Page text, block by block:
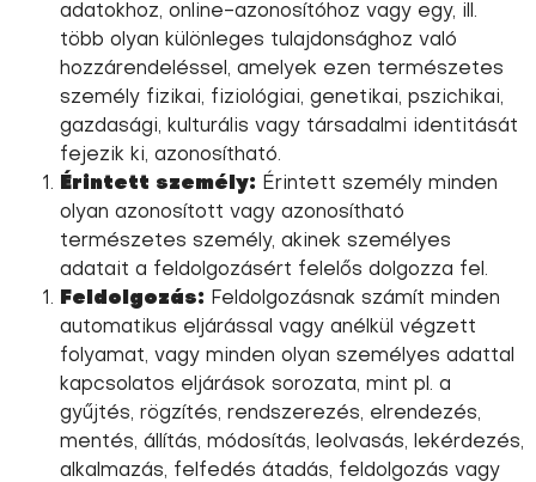
adatokhoz, online-azonosítóhoz vagy egy, ill.
több olyan különleges tulajdonsághoz való
hozzárendeléssel, amelyek ezen természetes
személy fizikai, fiziológiai, genetikai, pszichikai,
gazdasági, kulturális vagy társadalmi identitását
fejezik ki, azonosítható.
Érintett személy: Érintett személy minden
olyan azonosított vagy azonosítható
természetes személy, akinek személyes
adatait a feldolgozásért felelős dolgozza fel.
Feldolgozás: Feldolgozásnak számít minden
automatikus eljárással vagy anélkül végzett
folyamat, vagy minden olyan személyes adattal
kapcsolatos eljárások sorozata, mint pl. a
gyűjtés, rögzítés, rendszerezés, elrendezés,
mentés, állítás, módosítás, leolvasás, lekérdezés,
alkalmazás, felfedés átadás, feldolgozás vagy